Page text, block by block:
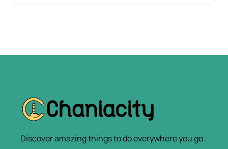
Discover amazing things to do everywhere you go.